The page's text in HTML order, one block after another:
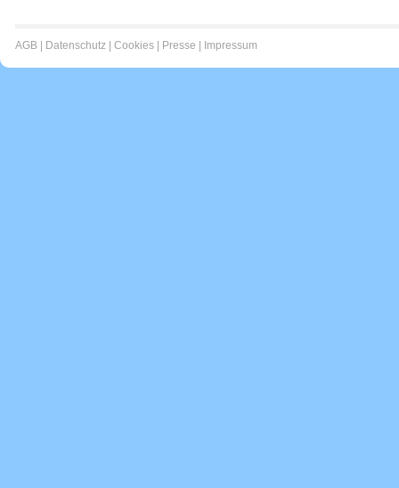
AGB Datenschutz Cookies Presse Impressum